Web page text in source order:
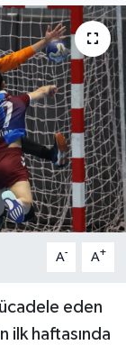
A- A+
eden
ilk haftasında